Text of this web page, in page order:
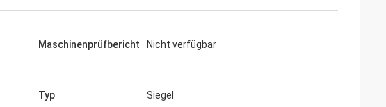
Maschinenprüfbericht Nicht verfügbar
Typ Siegel